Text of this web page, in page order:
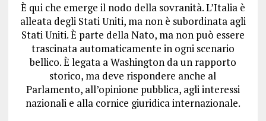
È qui che emerge il nodo della sovranità. L’Italia è
alleata degli Stati Uniti, ma non è subordinata agli
Stati Uniti. È parte della Nato, ma non può essere
trascinata automaticamente in ogni scenario
bellico. È legata a Washington da un rapporto
storico, ma deve rispondere anche al
Parlamento, all’opinione pubblica, agli interessi
nazionali e alla cornice giuridica internazionale.